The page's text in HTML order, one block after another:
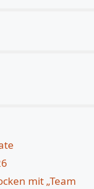
mit „Team